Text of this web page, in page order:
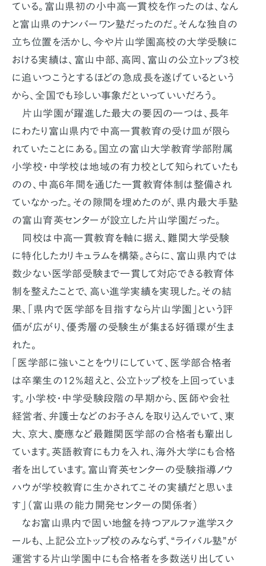
ている。富山県初の小中高一貫校を作ったのは、なん
と富山県のナンバーワン塾だったのだ。そんな独自の
立ち位置を活かし、今や片山学園高校の大学受験に
おける実績は、富山中部、高岡、富山の公立トップ3校
に追いつこうとするほどの急成長を遂げているという
から、全国でも珍しい事象だといっていいだろう。
片山学園が躍進した最大の要因の一つは、長年
にわたり富山県内で中高一貫教育の受け皿が限ら
れていたことにある。国立の富山大学教育学部附属
小学校・中学校は地域の有力校として知られていたも
のの、中高6年間を通じた一貫教育体制は整備され
ていなかった。その隙間を埋めたのが、県内最大手塾
の富山育英センターが設立した片山学園だった。
同校は中高一貫教育を軸に据え、難関大学受験
に特化したカリキュラムを構築。さらに、富山県内では
数少ない医学部受験まで一貫して対応できる教育体
制を整えたことで、高い進学実績を実現した。その結
果、「県内で医学部を目指すなら片山学園」という評
価が広がり、優秀層の受験生が集まる好循環が生ま
れた。
「医学部に強いことをウリにしていて、医学部合格者
は卒業生の12%超えと、公立トップ校を上回っていま
す。小学校・中学受験段階の早期から、医師や会社
経営者、弁護士などのお子さんを取り込んでいて、東
大、京大、慶應など最難関医学部の合格者も輩出し
ています。英語教育にも力を入れ、海外大学にも合格
者を出しています。富山育英センターの受験指導ノウ
ハウが学校教育に生かされてこその実績だと思いま
す」（富山県の能力開発センターの関係者）
なお富山県内で固い地盤を持つアルファ進学スク
ールも、上記公立トップ校のみならず、“ライバル塾”が
運営する片山学園中にも合格者を多数送り出してい